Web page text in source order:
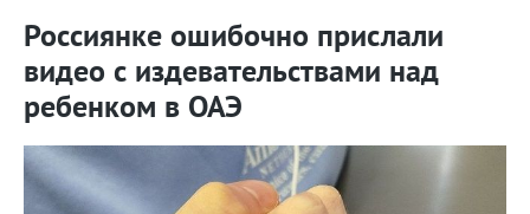
Россиянке ошибочно прислали
видео с издевательствами над
ребенком в ОАЭ